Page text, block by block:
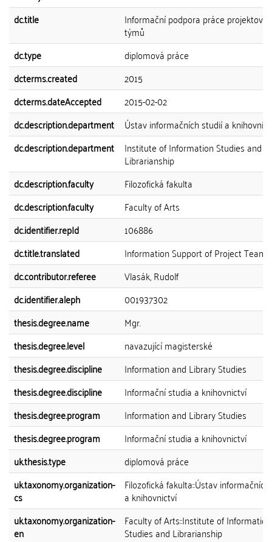
dc.title
Informační podpora práce
týmů
dc.type
diplomová práce
dcterms.created
2015
dcterms.dateAccepted
2015-02-02
dc.description.department
Ústav informačních studií a
dc.description.department
Institute of Information Studies and
Librarianship
dc.description.faculty
Filozofická fakulta
dc.description.faculty
Faculty of Arts
dc.identifier.repId
106886
dc.title.translated
Information Support of Project Teams
dc.contributor.referee
Vlasák, Rudolf
dc.identifier.aleph
001937302
thesis.degree.name
Mgr.
thesis.degree.level
navazující magisterské
thesis.degree.discipline
Information and Library Studies
thesis.degree.discipline
Informační studia a knihovnictví
thesis.degree.program
Information and Library Studies
thesis.degree.program
Informační studia a knihovnictví
uk.thesis.type
diplomová práce
uk.taxonomy.organization-
cs
Filozofická fakulta::Ústav
a knihovnictví
uk.taxonomy.organization-
en
Faculty of Arts::Institute of Information
Studies and Librarianship